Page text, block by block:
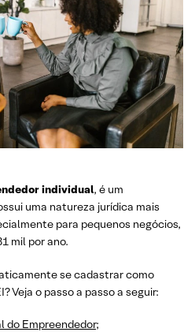
individual, é um
uma natureza jurídica mais
para pequenos negócios,
mil por ano.
se cadastrar como
Veja o passo a passo a seguir:
do Empreendedor;